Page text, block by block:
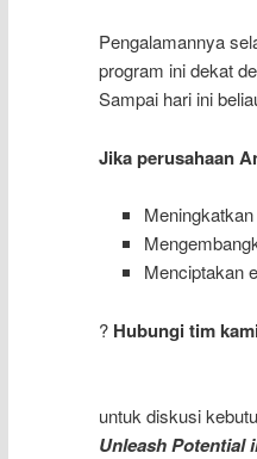
Pengalamannya
program ini dekat
Sampai hari ini
Jika perusahaan
Menciptakan
? Hubungi tim
untuk diskusi
Unleash Potential